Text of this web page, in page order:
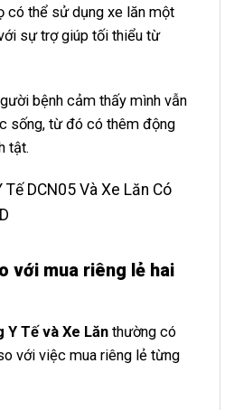
có thể sử dụng xe lăn một
sự trợ giúp tối thiểu từ
bệnh cảm thấy mình vẫn
sống, từ đó có thêm động
tật.
với mua riêng lẻ hai
Y Tế và Xe Lăn thường có
với việc mua riêng lẻ từng